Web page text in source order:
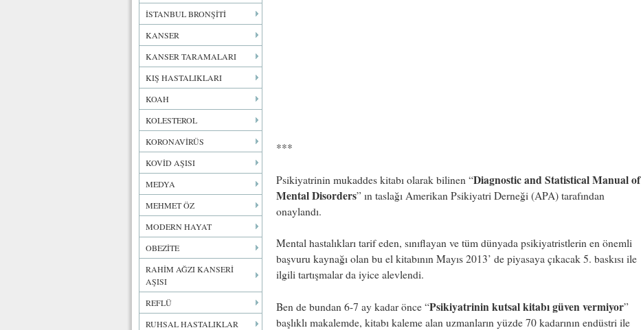
İSTANBUL BRONŞİTİ
KANSER
KANSER TARAMALARI
KIŞ HASTALIKLARI
KOAH
KOLESTEROL
KORONAVİRÜS
KOVİD AŞISI
MEDYA
MEHMET ÖZ
MODERN HAYAT
OBEZİTE
RAHİM AĞZI KANSERİ
AŞISI
REFLÜ
RUHSAL HASTALIKLAR
***
Psikiyatrinin mukaddes kitabı olarak bilinen “Diagnostic and Statistical Manual of
Mental Disorders” ın taslağı Amerikan Psikiyatri Derneği (APA) tarafından
onaylandı.
Mental hastalıkları tarif eden, sınıflayan ve tüm dünyada psikiyatristlerin en önemli
başvuru kaynağı olan bu el kitabının Mayıs 2013’ de piyasaya çıkacak 5. baskısı ile
ilgili tartışmalar da iyice alevlendi.
Ben de bundan 6-7 ay kadar önce “Psikiyatrinin kutsal kitabı güven vermiyor”
başlıklı makalemde, kitabı kaleme alan uzmanların yüzde 70 kadarının endüstri ile